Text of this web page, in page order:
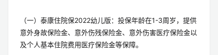
（一）泰康住院保2022幼儿版：投保年龄在1-3周岁，提供
意外身故保险金、意外伤残保险金、意外伤害医疗保险金以
及个人基本住院费用医疗保险金等保障。